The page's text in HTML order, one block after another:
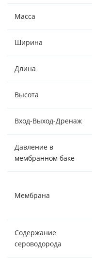
Масса
Ширина
Длина
Высота
Вход-Выход-Дренаж
Давление в
мембранном баке
Мембрана
Содержание
сероводорода